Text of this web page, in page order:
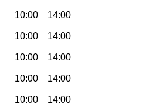
） 10:00 14:00
） 10:00 14:00
） 10:00 14:00
） 10:00 14:00
） 10:00 14:00